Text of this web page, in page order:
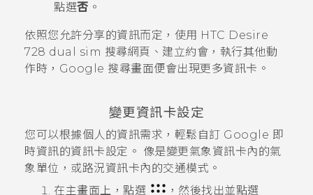
點選否 。
依照您允許分享的資訊而定，使用 HTC Desire
728 dual sim 搜尋網頁、建立約會，執行其他動
作時， Google 搜尋畫面便會出現更多資訊卡。
變更資訊卡設定
您可以根據個人的資訊需求，輕鬆自訂 Google 即
時資訊的資訊卡設定。 像是變更氣象資訊卡內的氣
象單位，或路況資訊卡內的交通模式。
在主畫面上，點選
，然後找出並點選